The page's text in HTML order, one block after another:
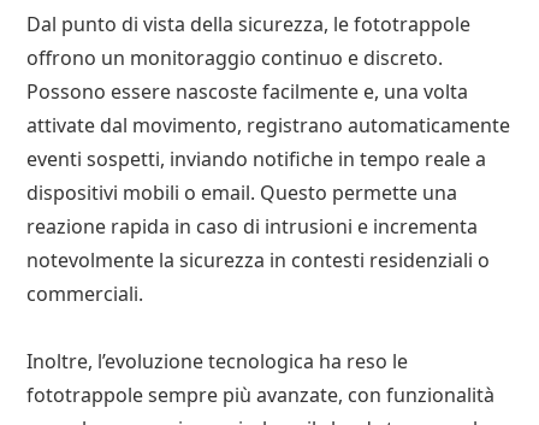
Dal punto di vista della sicurezza, le fototrappole
offrono un monitoraggio continuo e discreto.
Possono essere nascoste facilmente e, una volta
attivate dal movimento, registrano automaticamente
eventi sospetti, inviando notifiche in tempo reale a
dispositivi mobili o email. Questo permette una
reazione rapida in caso di intrusioni e incrementa
notevolmente la sicurezza in contesti residenziali o
commerciali.
Inoltre, l’evoluzione tecnologica ha reso le
fototrappole sempre più avanzate, con funzionalità